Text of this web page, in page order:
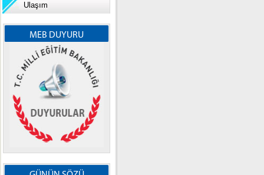
Ulaşım
MEB DUYURU